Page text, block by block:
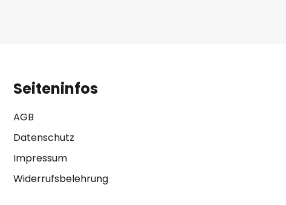
Seiteninfos
AGB
Datenschutz
Impressum
Widerrufsbelehrung